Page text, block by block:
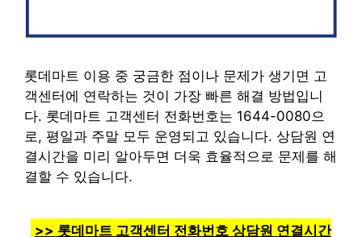
롯데마트 이용 중 궁금한 점이나 문제가 생기면 고
객센터에 연락하는 것이 가장 빠른 해결 방법입니
다. 롯데마트 고객센터 전화번호는 1644-0080으
로, 평일과 주말 모두 운영되고 있습니다. 상담원 연
결시간을 미리 알아두면 더욱 효율적으로 문제를 해
결할 수 있습니다.
>> 롯데마트 고객센터 전화번호 상담원 연결시간